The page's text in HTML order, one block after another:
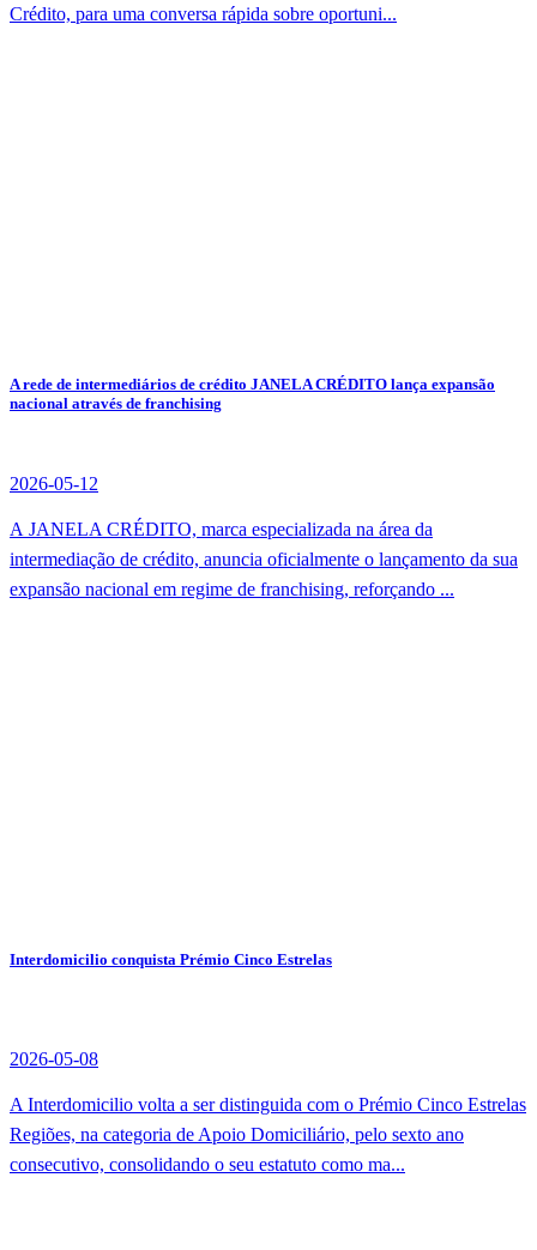
Crédito, para uma conversa rápida sobre oportuni...
A rede de intermediários de crédito JANELA CRÉDITO lança expansão
nacional através de franchising
2026-05-12
A JANELA CRÉDITO, marca especializada na área da
intermediação de crédito, anuncia oficialmente o lançamento da sua
expansão nacional em regime de franchising, reforçando ...
Interdomicilio conquista Prémio Cinco Estrelas
2026-05-08
A Interdomicilio volta a ser distinguida com o Prémio Cinco Estrelas
Regiões, na categoria de Apoio Domiciliário, pelo sexto ano
consecutivo, consolidando o seu estatuto como ma...